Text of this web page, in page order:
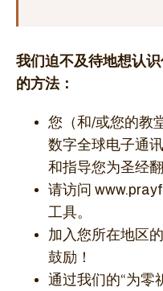
我们迫不及待地想认
的方法：
您（和/或您的教
数字全球电子通
和指导您为圣经
请访问
工具。
加入您所在地区
鼓励！
通过我们的“为零